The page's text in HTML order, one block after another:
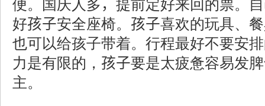
便。国庆人多 ， 提前定好来回的票。
好孩子安全座椅。 孩子喜欢的玩具、
也可以给孩子带着。行程最好不要安
力是有限的， 孩子要是太疲惫容易发
主。